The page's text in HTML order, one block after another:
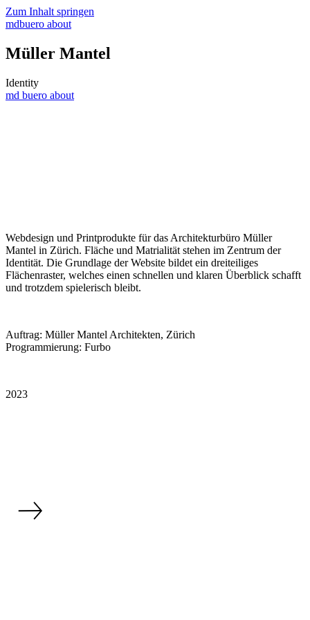
Zum Inhalt springen
mdbuero about
Müller Mantel
Identity
md buero about
Webdesign und Printprodukte für das Architekturbüro Müller
Mantel in Zürich. Fläche und Matrialität stehen im Zentrum der
Identität. Die Grundlage der Website bildet ein dreiteiliges
Flächenraster, welches einen schnellen und klaren Überblick schafft
und trotzdem spielerisch bleibt.
Auftrag: Müller Mantel Architekten, Zürich
Programmierung: Furbo
2023